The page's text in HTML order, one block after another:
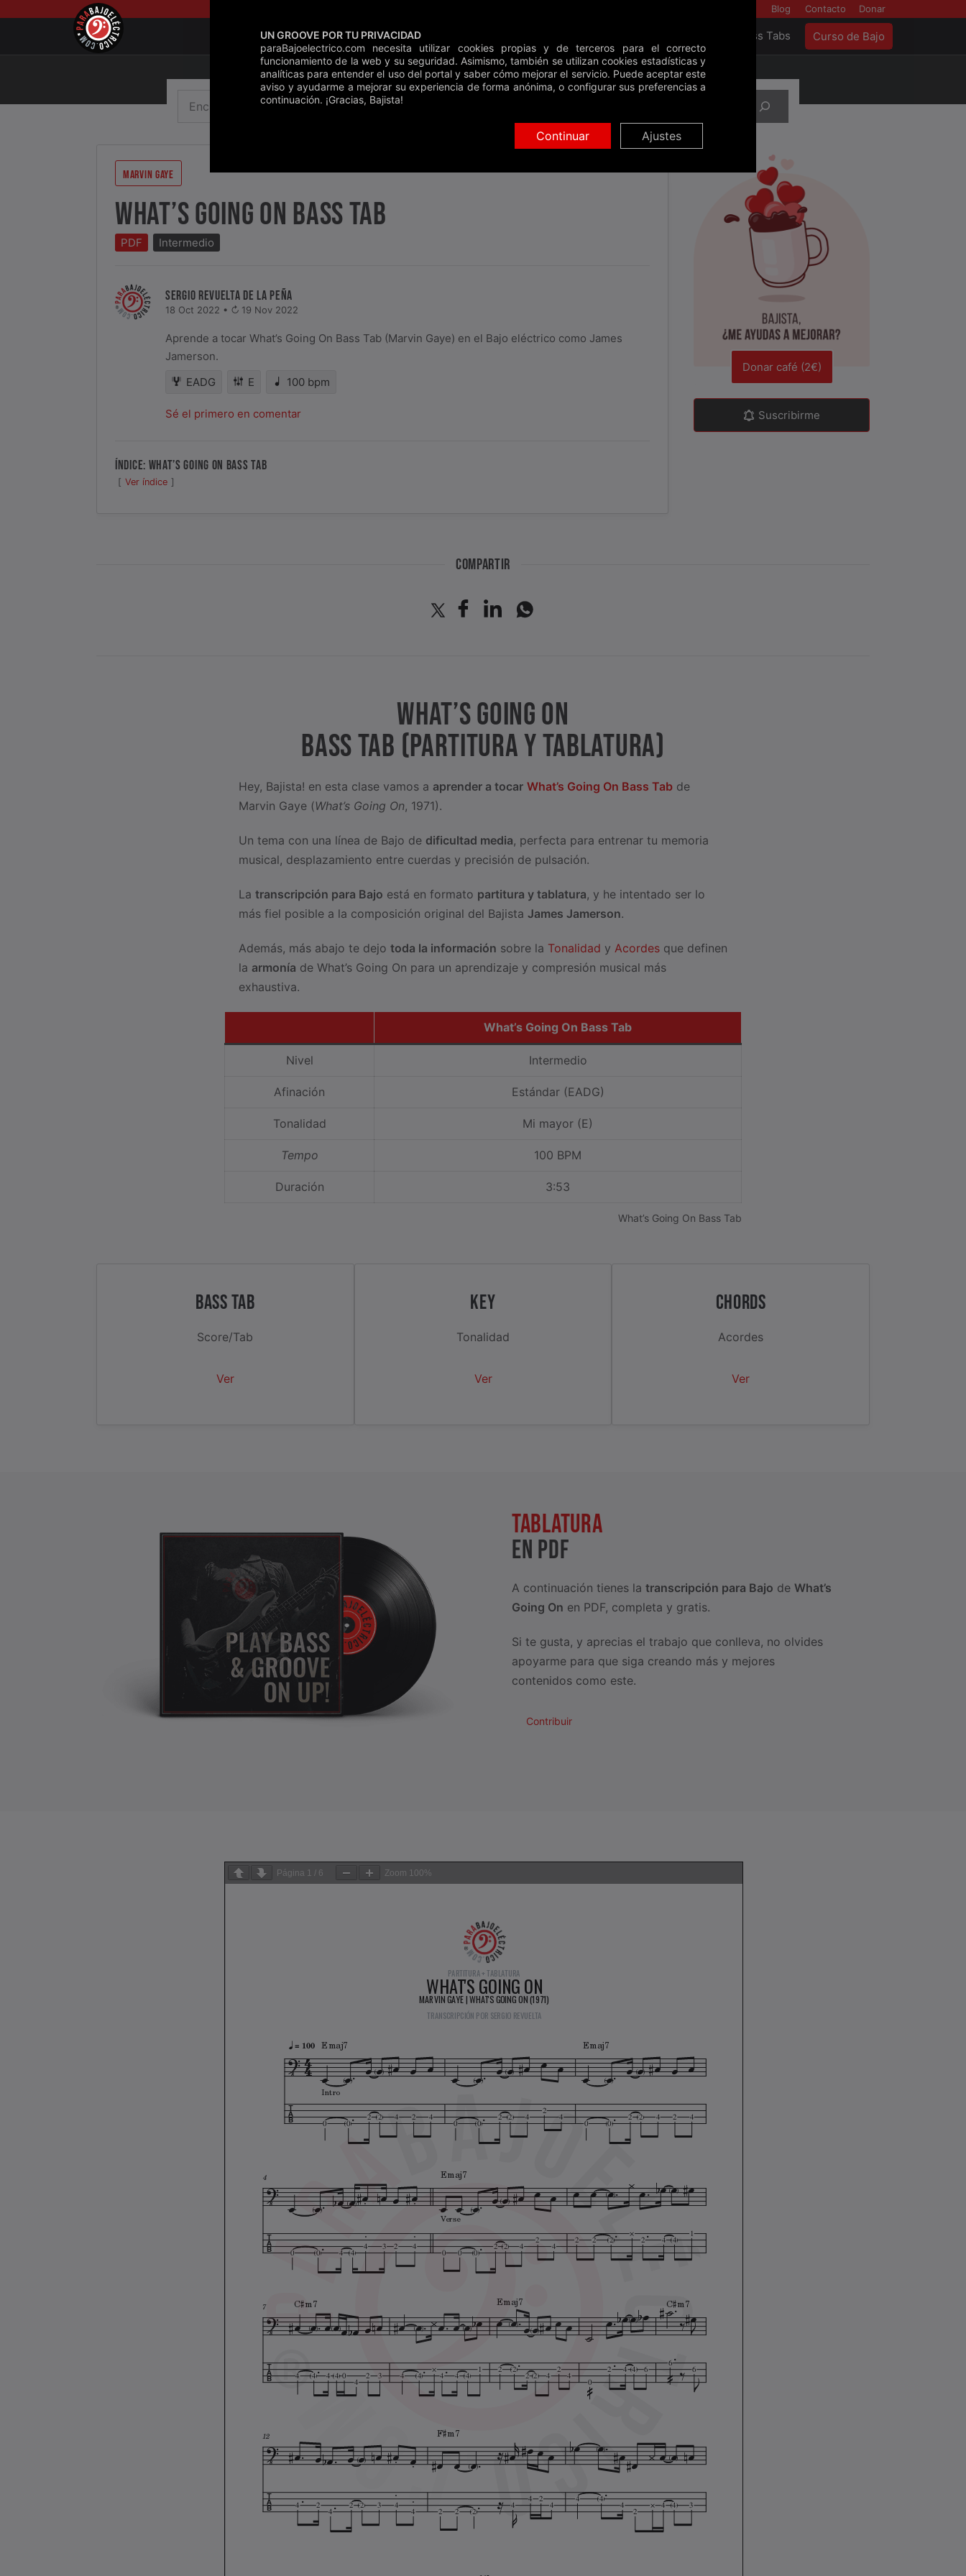
Blog Contacto Donar
Bass Tabs Curso de Bajo
Inicio»Bass Tabs»What's Going On
Buscar
MARVIN GAYE
WHAT’S GOING ON BASS TAB
PDF Intermedio
SERGIO REVUELTA DE LA PEÑA
18 Oct 2022 • 19 Nov 2022
Aprende a tocar What’s Going On Bass Tab (Marvin Gaye) en el Bajo eléctrico como James
Jamerson.
EADG
E 100 bpm
Sé el primero en comentar
ÍNDICE: WHAT’S GOING ON BASS TAB
Ver índice
Donar café (2€)
Suscribirme
COMPARTIR
WHAT’S GOING ON
BASS TAB (PARTITURA Y TABLATURA)
Hey, Bajista! en esta clase vamos a aprender a tocar What’s Going On Bass Tab de
Marvin Gaye (What’s Going On, 1971).
Un tema con una línea de Bajo de dificultad media, perfecta para entrenar tu memoria
musical, desplazamiento entre cuerdas y precisión de pulsación.
La transcripción para Bajo está en formato partitura y tablatura, y he intentado ser lo
más fiel posible a la composición original del Bajista James Jamerson.
Además, más abajo te dejo toda la información sobre la Tonalidad y Acordes que definen
la armonía de What’s Going On para un aprendizaje y compresión musical más
exhaustiva.
What’s Going On Bass Tab
Nivel Intermedio
Afinación Estándar (EADG)
Tonalidad Mi mayor (E)
Tempo 100 BPM
Duración 3:53
What’s Going On Bass Tab
BASS TAB
Score/Tab
Ver
KEY
Tonalidad
Ver
CHORDS
Acordes
Ver
TABLATURA
EN PDF
A continuación tienes la transcripción para Bajo de What’s
Going On en PDF, completa y gratis.
Si te gusta, y aprecias el trabajo que conlleva, no olvides
apoyarme para que siga creando más y mejores
contenidos como este.
Contribuir
Página 1 / 6 Zoom 100%
UN GROOVE POR TU PRIVACIDAD
paraBajoelectrico.com necesita utilizar cookies propias y de terceros para el correcto
funcionamiento de la web y su seguridad. Asimismo, también se utilizan cookies estadísticas y
analíticas para entender el uso del portal y saber cómo mejorar el servicio. Puede aceptar este
aviso y ayudarme a mejorar su experiencia de forma anónima, o configurar sus preferencias a
continuación. ¡Gracias, Bajista!
Continuar Ajustes